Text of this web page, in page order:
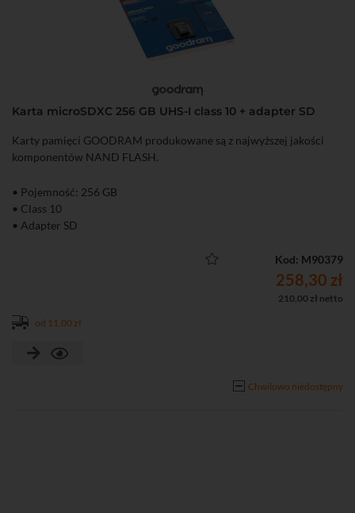
Karta microSDXC 256 GB UHS-I class 10 + adapter SD
Karty pamięci GOODRAM produkowane są z najwyższej jakości
komponentów NAND FLASH.
• Pojemność: 256 GB
• Class 10
• Adapter SD
Kod: M90379
258,30 zł
210,00 zł netto
od 11,00 zł
Chwilowo niedostępny